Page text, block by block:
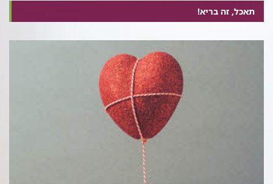
תאכל, זה בריא!